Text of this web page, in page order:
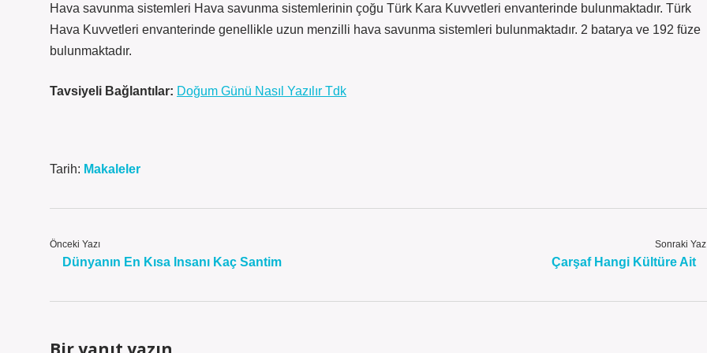
Hava savunma sistemleri Hava savunma sistemlerinin çoğu Türk Kara Kuvvetleri envanterinde bulunmaktadır. Türk
Hava Kuvvetleri envanterinde genellikle uzun menzilli hava savunma sistemleri bulunmaktadır. 2 batarya ve 192 füze
bulunmaktadır.
Tavsiyeli Bağlantılar: Doğum Günü Nasıl Yazılır Tdk
Tarih: Makaleler
Önceki Yazı
Dünyanın En Kısa Insanı Kaç Santim
Sonraki
Çarşaf Hangi Kültüre Ait